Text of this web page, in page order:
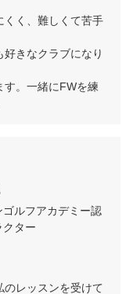
くく、難しくて苦手
きなクラブになり
す。一緒にFWを練
ゴルフアカデミー認
クター
のレッスンを受けて